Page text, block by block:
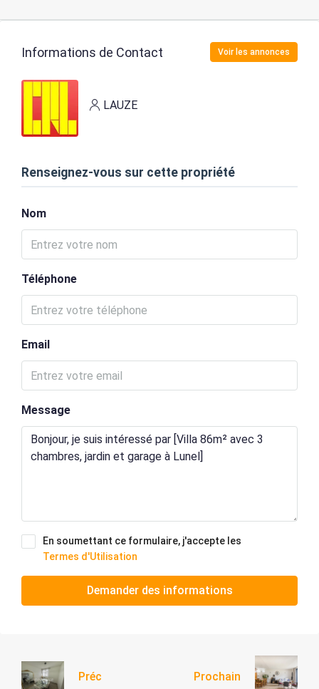
Informations de Contact Voir les annonces
LAUZE
Renseignez-vous sur cette propriété
Nom
Téléphone
Email
Message
En soumettant ce formulaire, j'accepte les
Termes d'Utilisation
Demander des informations
Préc Prochain